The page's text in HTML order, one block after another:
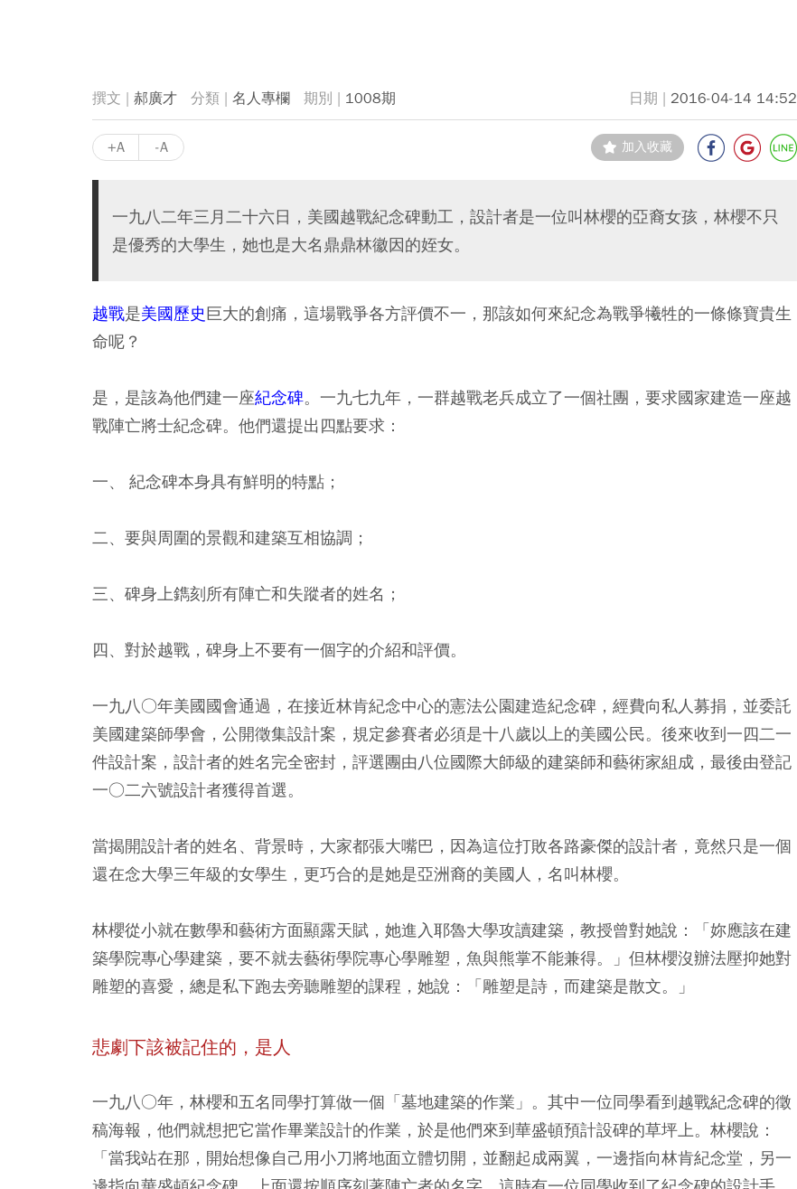
郝廣才 名人專欄 1008期 2016-04-14 14:52
+A -A 加入收藏
一九八二年三月二十六日，美國越戰紀念碑動工，設計者是一位叫林櫻的亞裔女孩，林櫻不只
是優秀的大學生，她也是大名鼎鼎林徽因的姪女。
越戰是美國歷史巨大的創痛，這場戰爭各方評價不一，那該如何來紀念為戰爭犧牲的一條條寶貴生
命呢？
是，是該為他們建一座紀念碑。一九七九年，一群越戰老兵成立了一個社團，要求國家建造一座越
戰陣亡將士紀念碑。他們還提出四點要求：
一、 紀念碑本身具有鮮明的特點；
二、要與周圍的景觀和建築互相協調；
三、碑身上鐫刻所有陣亡和失蹤者的姓名；
四、對於越戰，碑身上不要有一個字的介紹和評價。
一九八○年美國國會通過，在接近林肯紀念中心的憲法公園建造紀念碑，經費向私人募捐，並委託
美國建築師學會，公開徵集設計案，規定參賽者必須是十八歲以上的美國公民。後來收到一四二一
件設計案，設計者的姓名完全密封，評選團由八位國際大師級的建築師和藝術家組成，最後由登記
一○二六號設計者獲得首選。
當揭開設計者的姓名、背景時，大家都張大嘴巴，因為這位打敗各路豪傑的設計者，竟然只是一個
還在念大學三年級的女學生，更巧合的是她是亞洲裔的美國人，名叫林櫻。
林櫻從小就在數學和藝術方面顯露天賦，她進入耶魯大學攻讀建築，教授曾對她說：「妳應該在建
築學院專心學建築，要不就去藝術學院專心學雕塑，魚與熊掌不能兼得。」但林櫻沒辦法壓抑她對
雕塑的喜愛，總是私下跑去旁聽雕塑的課程，她說：「雕塑是詩，而建築是散文。」
悲劇下該被記住的，是人
一九八○年，林櫻和五名同學打算做一個「墓地建築的作業」。其中一位同學看到越戰紀念碑的徵
稿海報，他們就想把它當作畢業設計的作業，於是他們來到華盛頓預計設碑的草坪上。林櫻說：
「當我站在那，開始想像自己用小刀將地面立體切開，並翻起成兩翼，一邊指向林肯紀念堂，另一